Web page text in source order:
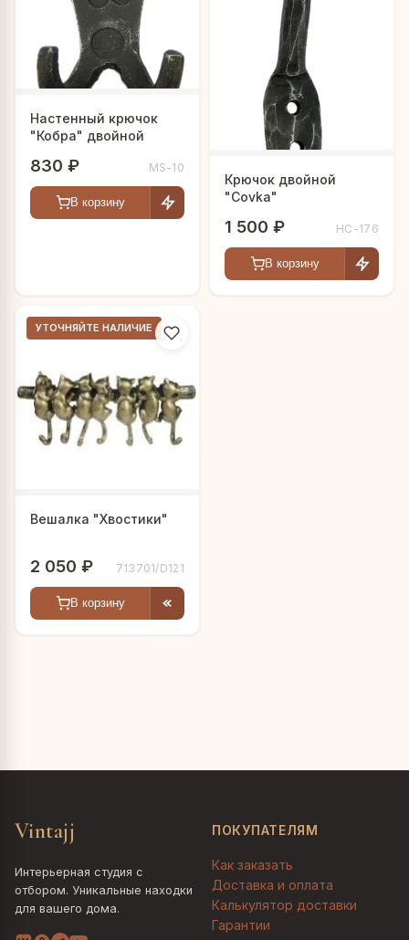
Настенный крючок
"Кобра" двойной
830 ₽ MS-10
В корзину
Крючок двойной
"Covka"
1 500 ₽ HC-176
В корзину
УТОЧНЯЙТЕ НАЛИЧИЕ
Вешалка "Хвостики"
2 050 ₽ 713701/D121
В корзину
Vintajj
Интерьерная студия с
отбором. Уникальные находки
для вашего дома.
ПОКУПАТЕЛЯМ
Как заказать
Доставка и оплата
Калькулятор доставки
Гарантии